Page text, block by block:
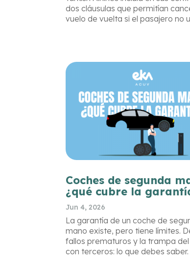
dos cláusulas que permitían
vuelo de vuelta si el pasajero no
Coches de segunda
¿qué cubre la
Jun 4, 2026
La garantía de un coche de
mano existe, pero tiene límites.
fallos prematuros y la trampa
con terceros: lo que debes saber.